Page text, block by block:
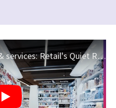
Retail, consumer & services: Retail's Quiet Revolution | CGI Industry Foresights